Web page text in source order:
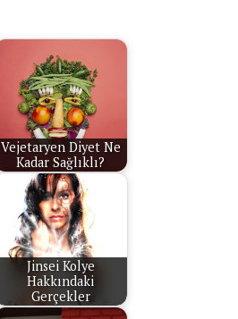
Vejetaryen Diyet Ne
Kadar Sağlıklı?
Jinsei Kolye
Hakkındaki
Gerçekler